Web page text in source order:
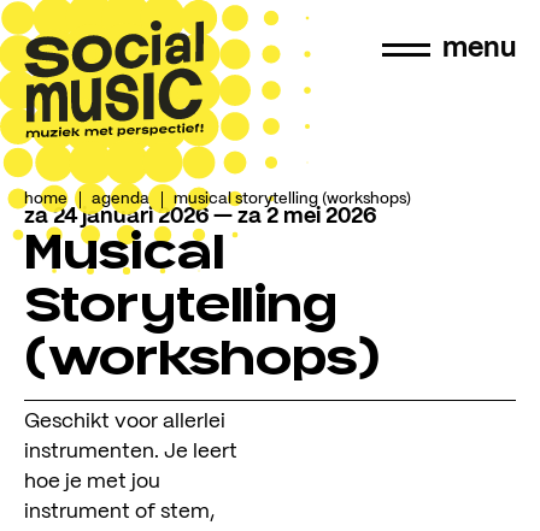
menu
home agenda musical storytelling (workshops)
za 24 januari 2026 — za 2 mei 2026
Musical
Storytelling
(workshops)
Geschikt voor allerlei
instrumenten. Je leert
hoe je met jou
instrument of stem,